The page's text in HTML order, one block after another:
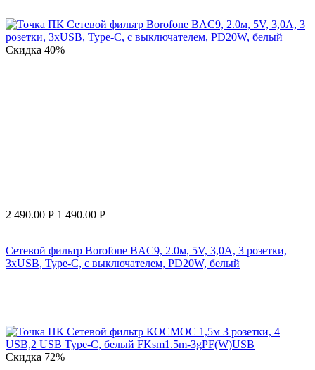
Скидка 40%
2 490.00 Р 1 490.00 Р
Сетевой фильтр Borofone BAC9, 2.0м, 5V, 3,0A, 3 розетки,
3хUSB, Type-C, с выключателем, PD20W, белый
Скидка 72%